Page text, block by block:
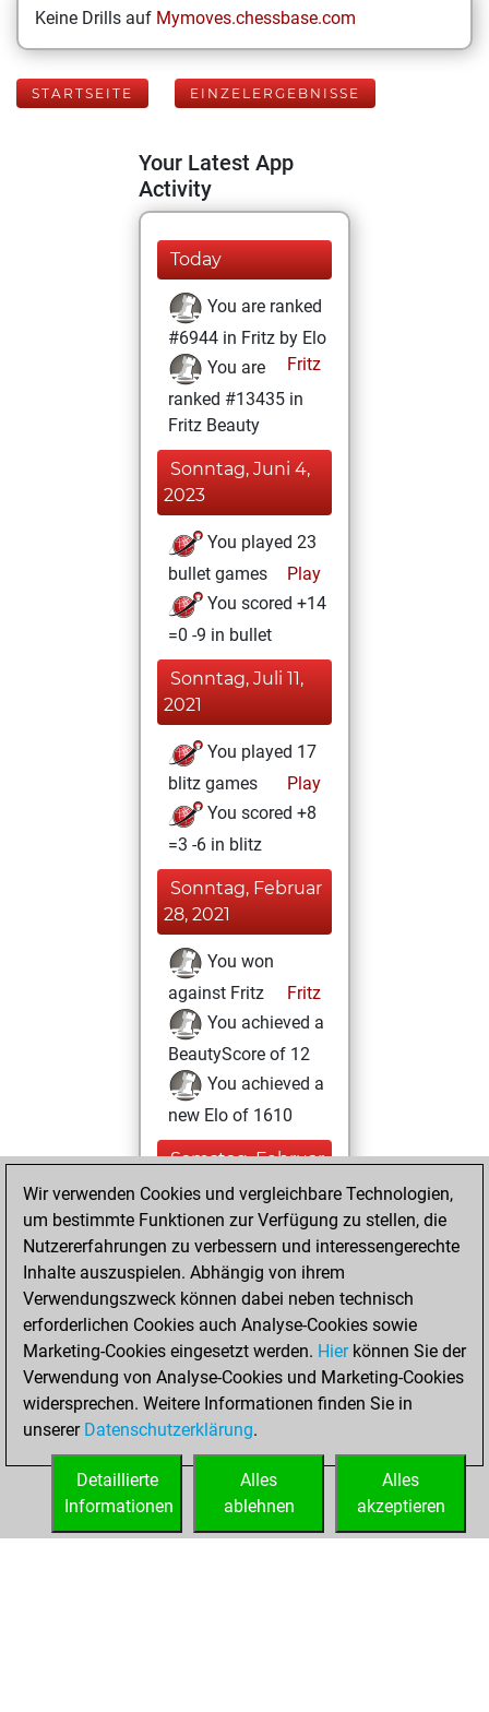
Keine Drills auf Mymoves.chessbase.com
STARTSEITE EINZELERGEBNISSE
Your Latest App
Activity
Today
You are ranked
#6944 in Fritz by Elo
Fritz
You are
ranked #13435 in
Fritz Beauty
Sonntag, Juni 4,
2023
You played 23
bullet games
Play
You scored +14
=0 -9 in bullet
Sonntag, Juli 11,
2021
You played 17
blitz games
Play
You scored +8
=3 -6 in blitz
Sonntag, Februar
28, 2021
You won
against Fritz
Fritz
You achieved a
BeautyScore of 12
You achieved a
new Elo of 1610
Samstag, Februar
27, 2021
You created
your Fritz account
Fritz
Dienstag,
Oktober 23, 2018
You played 2
slow games
Play
You scored +0
=0 -2 in slow games
Wir verwenden Cookies und vergleichbare Technologien,
um bestimmte Funktionen zur Verfügung zu stellen, die
Nutzererfahrungen zu verbessern und interessengerechte
Inhalte auszuspielen. Abhängig von ihrem
Verwendungszweck können dabei neben technisch
erforderlichen Cookies auch Analyse-Cookies sowie
Marketing-Cookies eingesetzt werden. Hierkönnen Sie der
Verwendung von Analyse-Cookies und Marketing-Cookies
widersprechen. Weitere Informationen finden Sie in
unserer Datenschutzerklärung.
Alles
akzeptieren
Alles
ablehnen
Detaillierte
Informationen